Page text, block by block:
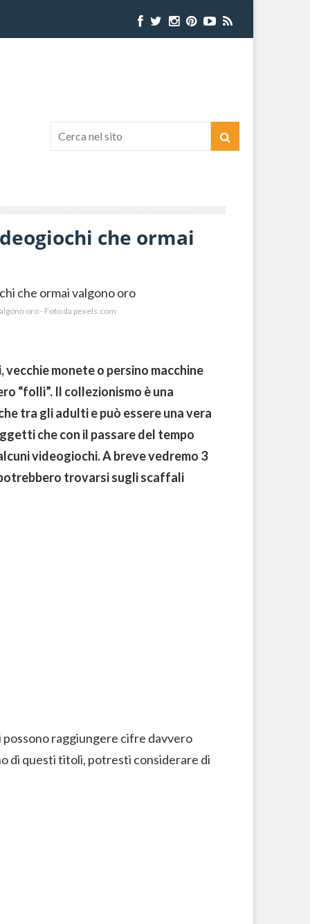
che ormai
oro - Foto da pexels.com
monete o persino macchine
“folli”. Il collezionismo è una
tra gli adulti e può essere una vera
che con il passare del tempo
videogiochi. A breve vedremo 3
trovarsi sugli scaffali
possono raggiungere cifre davvero
di questi titoli, potresti considerare di